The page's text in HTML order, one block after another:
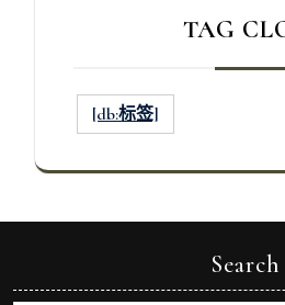
TAG
[db:标签]
Search